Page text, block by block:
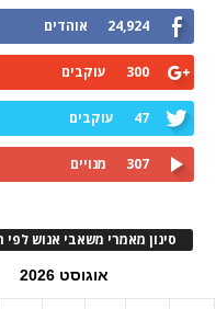
24,924 אוהדים
300 עוקבים
47 עוקבים
307 מנויים
סינון מאמרי משאבי אנוש לפי
אוגוסט 2026